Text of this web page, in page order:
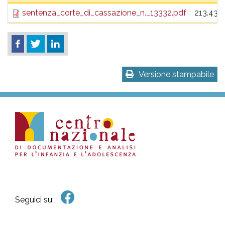
sentenza_corte_di_cassazione_n._13332.pdf 213.43
Versione stampabile
Seguici su: